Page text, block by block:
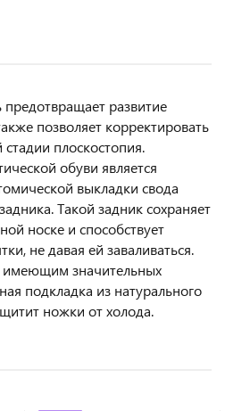
развитие
позволяет корректировать
плоскостопия.
обуви является
выкладки свода
Такой задник сохраняет
носке и способствует
не давая ей заваливаться.
имеющим значительных
подкладка из натурального
ножки от холода.